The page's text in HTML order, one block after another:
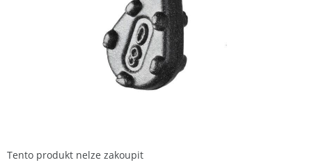
Tento produkt nelze zakoupit